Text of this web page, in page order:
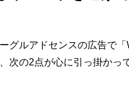
グルアドセンスの広告で
次の2点が心に引っ掛かっ